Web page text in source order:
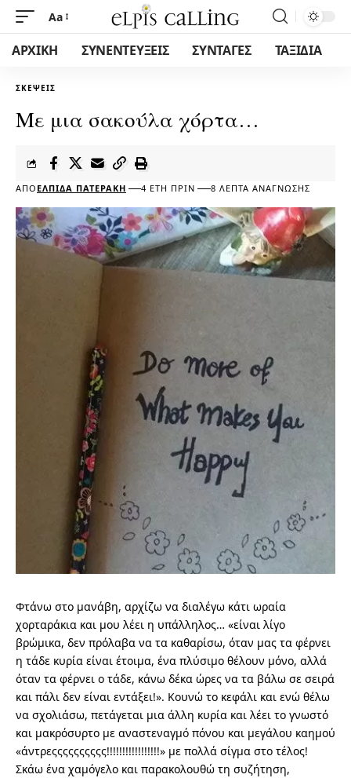
Aa
ΑΡΧΙΚΗ ΣΥΝΕΝΤΕΥΞΕΙΣ ΣΥΝΤΑΓΕΣ ΤΑΞΙΔΙΑ
ΣΚΈΨΕΙΣ
Με μια σακούλα χόρτα…
ΑΠΌ ΕΛΠΊΔΑ ΠΑΤΕΡΆΚΗ 4 ΈΤΗ ΠΡΙΝ 8 ΛΕΠΤΆ ΑΝΆΓΝΩΣΗΣ
Φτάνω στο μανάβη, αρχίζω να διαλέγω κάτι ωραία
χορταράκια και μου λέει η υπάλληλος… «είναι λίγο
βρώμικα, δεν πρόλαβα να τα καθαρίσω, όταν μας τα φέρνει
η τάδε κυρία είναι έτοιμα, ένα πλύσιμο θέλουν μόνο, αλλά
όταν τα φέρνει ο τάδε, κάνω δέκα ώρες να τα βάλω σε σειρά
και πάλι δεν είναι εντάξει!». Κουνώ το κεφάλι και ενώ θέλω
να σχολιάσω, πετάγεται μια άλλη κυρία και λέει το γνωστό
και μακρόσυρτο με αναστεναγμό πόνου και μεγάλου καημού
«άντρεςςςςςςςςςς!!!!!!!!!!!!!!!!!» με πολλά σίγμα στο τέλος!
Σκάω ένα χαμόγελο και παρακολουθώ τη συζήτηση,